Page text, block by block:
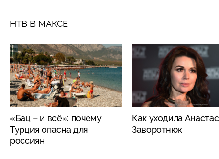
НТВ В МАКСЕ
«Бац – и всё»: почему
Турция опасна для
россиян
Как уходила
Заворотнюк